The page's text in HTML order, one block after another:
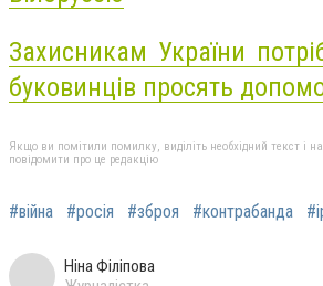
Захисникам України
буковинців просять
Якщо ви помітили помилку, виділіть необхідний текст і
повідомити про це редакцію
#війна #росія #зброя #контрабанда
Ніна Філіпова